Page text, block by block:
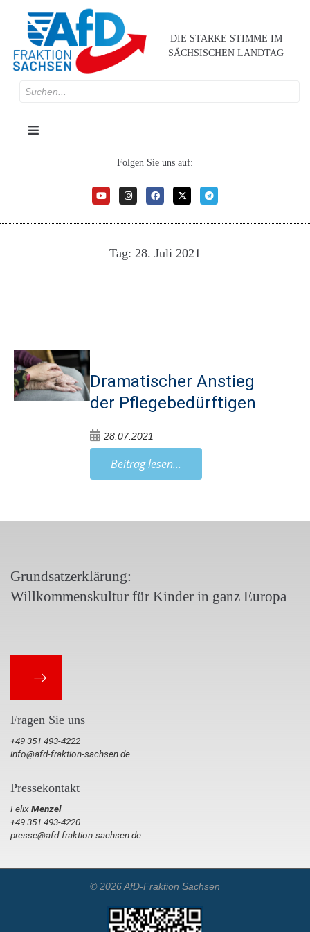
DIE STARKE STIMME IM
SÄCHSISCHEN LANDTAG
Folgen Sie uns auf:
Tag: 28. Juli 2021
Dramatischer Anstieg
der Pflegebedürftigen
28.07.2021
Beitrag lesen...
Grundsatzerklärung:
Willkommenskultur für Kinder in ganz Europa
Fragen Sie uns
+49 351 493-4222
info@afd-fraktion-sachsen.de
Pressekontakt
FelixMenzel
+49 351 493-4220
presse@afd-fraktion-sachsen.de
© 2026 AfD-Fraktion Sachsen